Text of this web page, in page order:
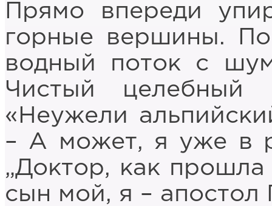
Прямо впереди
горные вершины.
водный поток с
Чистый целебный
«Неужели
– А может, я уже в
„Доктор, как
сын мой, я – апостол